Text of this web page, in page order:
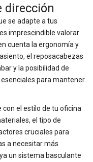
dirección
se adapte a tus
imprescindible valorar
cuenta la ergonomía y
el reposacabezas
y la posibilidad de
para mantener
con el estilo de tu oficina
el tipo de
cruciales para
a necesitar más
un sistema basculante